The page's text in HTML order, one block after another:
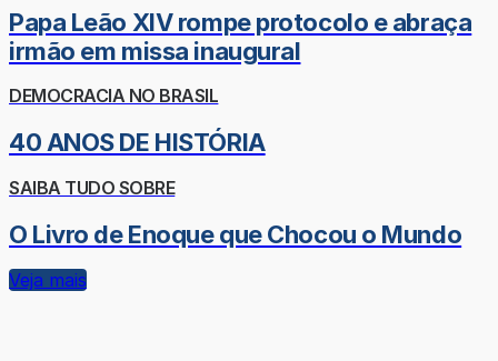
Papa Leão XIV rompe protocolo e abraça
irmão em missa inaugural
DEMOCRACIA NO BRASIL
40 ANOS DE HISTÓRIA
SAIBA TUDO SOBRE
O Livro de Enoque que Chocou o Mundo
Veja mais